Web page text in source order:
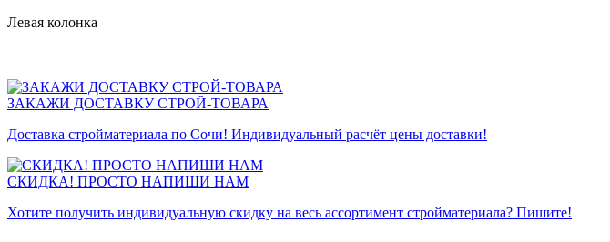
Левая колонка
ЗАКАЖИ ДОСТАВКУ СТРОЙ-ТОВАРА
Доставка стройматериала по Сочи! Индивидуальный расчёт цены доставки!
СКИДКА! ПРОСТО НАПИШИ НАМ
Хотите получить индивидуальную скидку на весь ассортимент стройматериала? Пишите!